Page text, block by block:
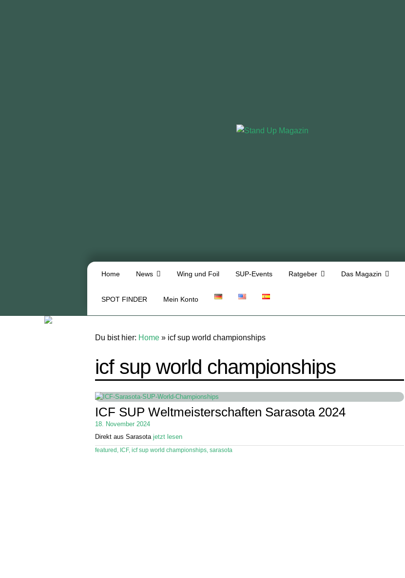
Home News Wing und Foil SUP-Events Ratgeber Das Magazin
SPOT FINDER Mein Konto
Du bist hier: Home » icf sup world championships
icf sup world championships
ICF SUP Weltmeisterschaften Sarasota 2024
18. November 2024
Direkt aus Sarasotajetzt lesen
featured ICF,icf sup world championships ,sarasota